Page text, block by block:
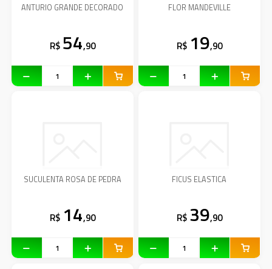
ANTURIO GRANDE DECORADO
R$ 54,90
FLOR MANDEVILLE
R$ 19,90
SUCULENTA ROSA DE PEDRA
R$ 14,90
FICUS ELASTICA
R$ 39,90